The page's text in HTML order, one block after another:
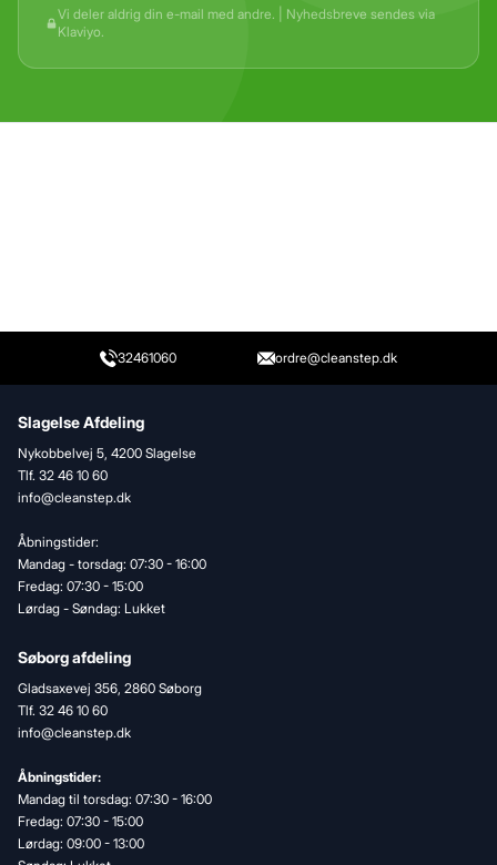
Vi deler aldrig din e-mail med andre. | Nyhedsbreve sendes via
Klaviyo.
32461060 ordre@cleanstep.dk
Slagelse Afdeling
Nykobbelvej 5, 4200 Slagelse
Tlf. 32 46 10 60
info@cleanstep.dk
Åbningstider:
Mandag - torsdag: 07:30 - 16:00
Fredag: 07:30 - 15:00
Lørdag - Søndag: Lukket
Søborg afdeling
Gladsaxevej 356, 2860 Søborg
Tlf. 32 46 10 60
info@cleanstep.dk
Åbningstider:
Mandag til torsdag: 07:30 - 16:00
Fredag: 07:30 - 15:00
Lørdag: 09:00 - 13:00